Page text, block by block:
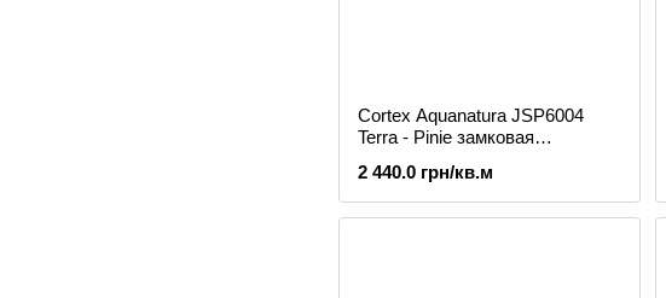
Cortex Aquanatura JSP6004
Terra - Pinie замковая
2 440.0 грн/кв.м